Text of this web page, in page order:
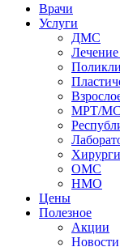
Врачи
Услуги
ДМС
МРТ/
ОМС
НМО
Цены
Полезное
Акции
Новости